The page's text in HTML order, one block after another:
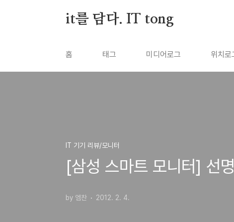
it를 담다. IT tong
홈 태그 미디어로그 위치로
IT 기기 리뷰/모니터
[삼성 스마트 모니터] 선
by 엠찬 2012. 2. 4.